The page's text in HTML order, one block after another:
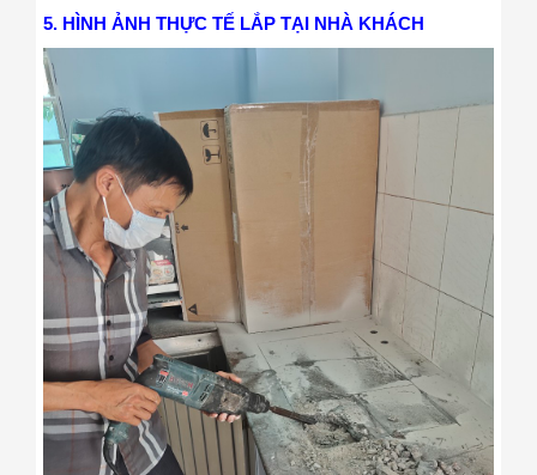
5. HÌNH ẢNH THỰC TẾ LẮP TẠI NHÀ KHÁCH